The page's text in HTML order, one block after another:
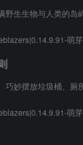
生生物与人类的岛
巧妙摆放垃圾桶、厕